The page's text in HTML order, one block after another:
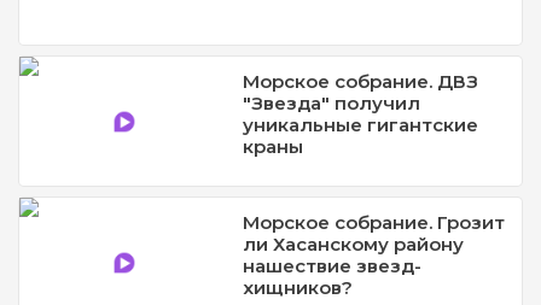
Морское собрание. ДВЗ
"Звезда" получил
уникальные гигантские
краны
Морское собрание. Грозит
ли Хасанскому району
нашествие звезд-
хищников?